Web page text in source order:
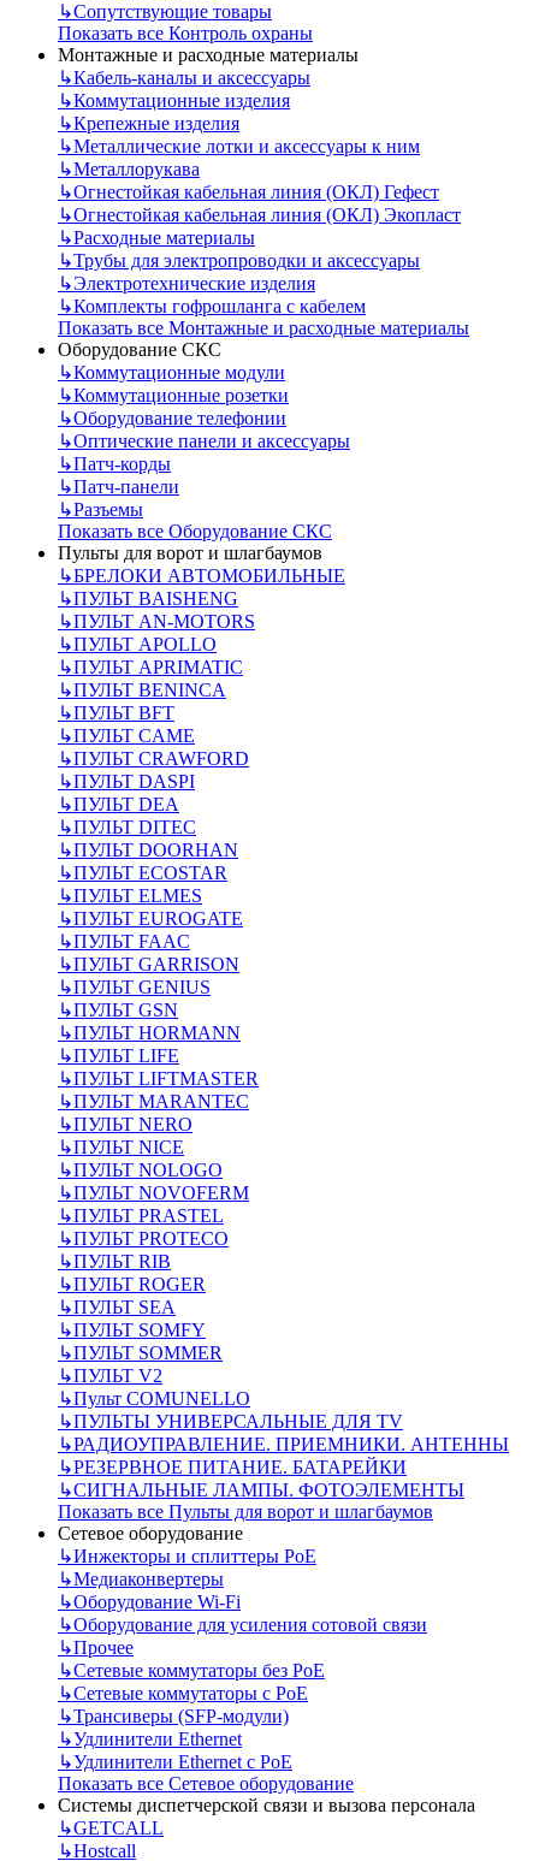
↳Сопутствующие товары
Показать все Контроль охраны
Монтажные и расходные материалы
↳Кабель-каналы и аксессуары
↳Коммутационные изделия
↳Крепежные изделия
↳Металлические лотки и аксессуары к ним
↳Металлорукава
↳Огнестойкая кабельная линия (ОКЛ) Гефест
↳Огнестойкая кабельная линия (ОКЛ) Экопласт
↳Расходные материалы
↳Трубы для электропроводки и аксессуары
↳Электротехнические изделия
↳Комплекты гофрошланга с кабелем
Показать все Монтажные и расходные материалы
Оборудование СКС
↳Коммутационные модули
↳Коммутационные розетки
↳Оборудование телефонии
↳Оптические панели и аксессуары
↳Патч-корды
↳Патч-панели
↳Разъемы
Показать все Оборудование СКС
Пульты для ворот и шлагбаумов
↳БРЕЛОКИ АВТОМОБИЛЬНЫЕ
↳ПУЛЬТ BAISHENG
↳ПУЛЬТ AN-MOTORS
↳ПУЛЬТ APOLLO
↳ПУЛЬТ APRIMATIC
↳ПУЛЬТ BENINCA
↳ПУЛЬТ BFT
↳ПУЛЬТ CAME
↳ПУЛЬТ CRAWFORD
↳ПУЛЬТ DASPI
↳ПУЛЬТ DEA
↳ПУЛЬТ DITEC
↳ПУЛЬТ DOORHAN
↳ПУЛЬТ ECOSTAR
↳ПУЛЬТ ELMES
↳ПУЛЬТ EUROGATE
↳ПУЛЬТ FAAC
↳ПУЛЬТ GARRISON
↳ПУЛЬТ GENIUS
↳ПУЛЬТ GSN
↳ПУЛЬТ HORMANN
↳ПУЛЬТ LIFE
↳ПУЛЬТ LIFTMASTER
↳ПУЛЬТ MARANTEC
↳ПУЛЬТ NERO
↳ПУЛЬТ NICE
↳ПУЛЬТ NOLOGO
↳ПУЛЬТ NOVOFERM
↳ПУЛЬТ PRASTEL
↳ПУЛЬТ PROTECO
↳ПУЛЬТ RIB
↳ПУЛЬТ ROGER
↳ПУЛЬТ SEA
↳ПУЛЬТ SOMFY
↳ПУЛЬТ SOMMER
↳ПУЛЬТ V2
↳Пульт СOMUNELLO
↳ПУЛЬТЫ УНИВЕРСАЛЬНЫЕ ДЛЯ TV
↳РАДИОУПРАВЛЕНИЕ. ПРИЕМНИКИ. АНТЕННЫ
↳РЕЗЕРВНОЕ ПИТАНИЕ. БАТАРЕЙКИ
↳СИГНАЛЬНЫЕ ЛАМПЫ. ФОТОЭЛЕМЕНТЫ
Показать все Пульты для ворот и шлагбаумов
Сетевое оборудование
↳Инжекторы и сплиттеры РоЕ
↳Медиаконвертеры
↳Оборудование Wi-Fi
↳Оборудование для усиления сотовой связи
↳Прочее
↳Сетевые коммутаторы без РоЕ
↳Сетевые коммутаторы с РоЕ
↳Трансиверы (SFP-модули)
↳Удлинители Ethernet
↳Удлинители Ethernet с PoE
Показать все Сетевое оборудование
Системы диспетчерской связи и вызова персонала
↳GETCALL
↳Hostcall